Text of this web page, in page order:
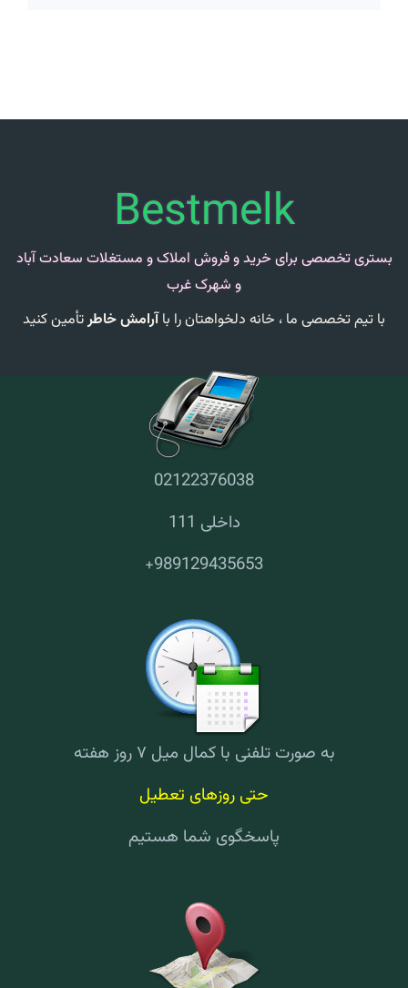
Bestmelk
بستری تخصصی برای خرید و فروش املاک و مستغلات سعادت آباد
و شهرک غرب
با تیم تخصصی ما ، خانه دلخواهتان را باآرامش خاطرتأمین کنید
02122376038
داخلی 111
989129435653
+
به صورت تلفنی با کمال میل ۷ روز هفته
حتی روزهای تعطیل
پاسخگوی شما هستیم